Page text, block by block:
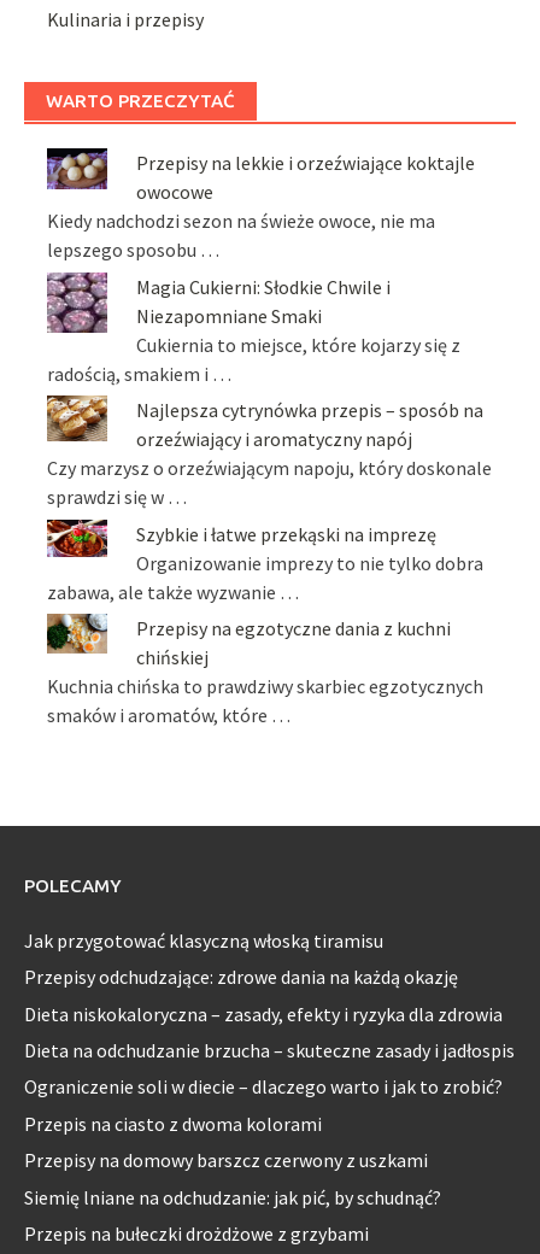
Kulinaria i przepisy
WARTO PRZECZYTAĆ
Przepisy na lekkie i orzeźwiające koktajle
owocowe
Kiedy nadchodzi sezon na świeże owoce, nie ma
lepszego sposobu …
Magia Cukierni: Słodkie Chwile i
Niezapomniane Smaki
Cukiernia to miejsce, które kojarzy się z
radością, smakiem i …
Najlepsza cytrynówka przepis – sposób na
orzeźwiający i aromatyczny napój
Czy marzysz o orzeźwiającym napoju, który doskonale
sprawdzi się w …
Szybkie i łatwe przekąski na imprezę
Organizowanie imprezy to nie tylko dobra
zabawa, ale także wyzwanie …
Przepisy na egzotyczne dania z kuchni
chińskiej
Kuchnia chińska to prawdziwy skarbiec egzotycznych
smaków i aromatów, które …
POLECAMY
Jak przygotować klasyczną włoską tiramisu
Przepisy odchudzające: zdrowe dania na każdą okazję
Dieta niskokaloryczna – zasady, efekty i ryzyka dla zdrowia
Dieta na odchudzanie brzucha – skuteczne zasady i jadłospis
Ograniczenie soli w diecie – dlaczego warto i jak to zrobić?
Przepis na ciasto z dwoma kolorami
Przepisy na domowy barszcz czerwony z uszkami
Siemię lniane na odchudzanie: jak pić, by schudnąć?
Przepis na bułeczki drożdżowe z grzybami